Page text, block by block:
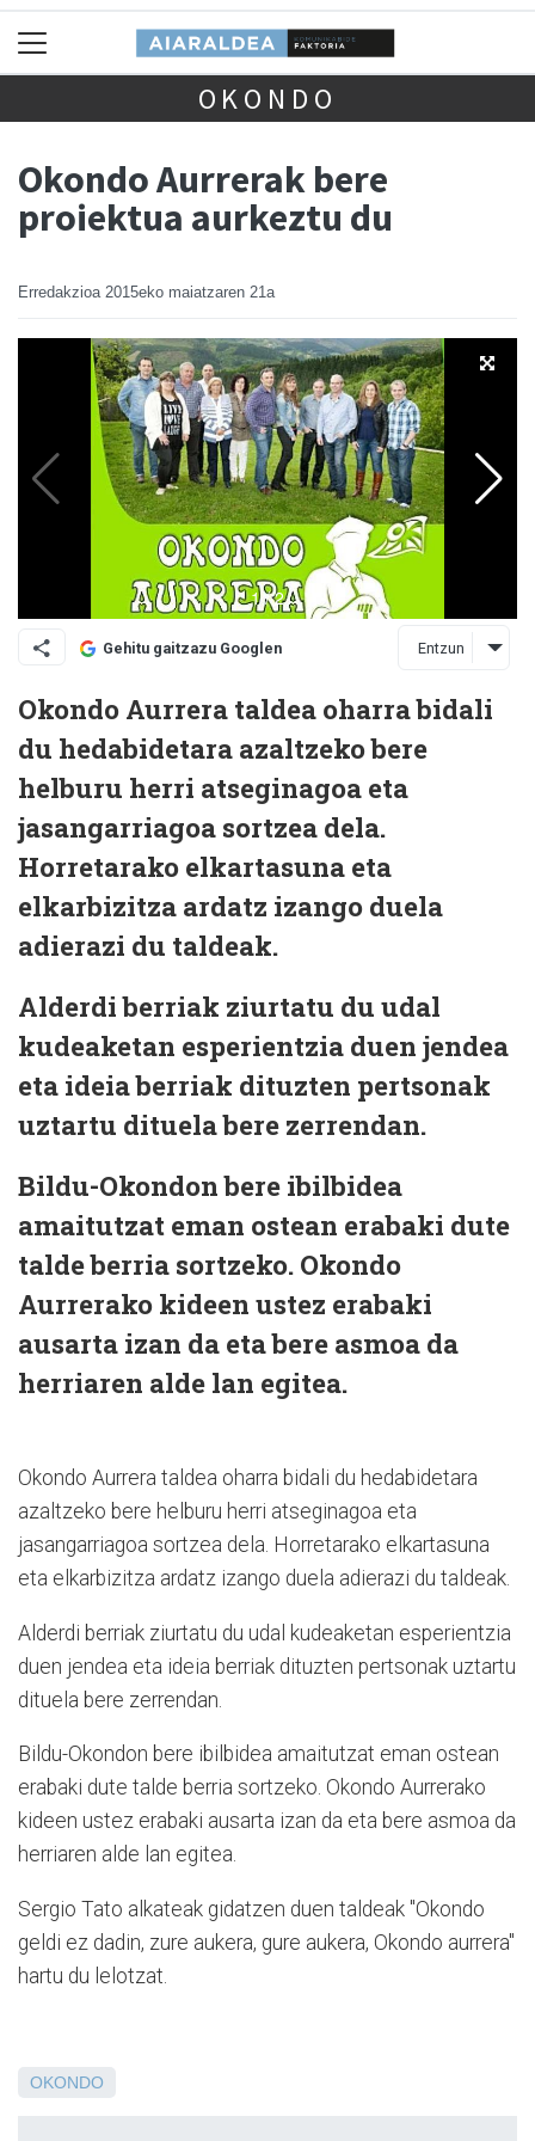
OKONDO
Okondo Aurrerak bere
proiektua aurkeztu du
Erredakzioa 2015eko maiatzaren 21a
Gehitu gaitzazu Googlen Entzun
Okondo Aurrera taldea oharra bidali
du hedabidetara azaltzeko bere
helburu herri atseginagoa eta
jasangarriagoa sortzea dela.
Horretarako elkartasuna eta
elkarbizitza ardatz izango duela
adierazi du taldeak.
Alderdi berriak ziurtatu du udal
kudeaketan esperientzia duen jendea
eta ideia berriak dituzten pertsonak
uztartu dituela bere zerrendan.
Bildu-Okondon bere ibilbidea
amaitutzat eman ostean erabaki dute
talde berria sortzeko. Okondo
Aurrerako kideen ustez erabaki
ausarta izan da eta bere asmoa da
herriaren alde lan egitea.
Okondo Aurrera taldea oharra bidali du hedabidetara
azaltzeko bere helburu herri atseginagoa eta
jasangarriagoa sortzea dela. Horretarako elkartasuna
eta elkarbizitza ardatz izango duela adierazi du taldeak.
Alderdi berriak ziurtatu du udal kudeaketan esperientzia
duen jendea eta ideia berriak dituzten pertsonak uztartu
dituela bere zerrendan.
Bildu-Okondon bere ibilbidea amaitutzat eman ostean
erabaki dute talde berria sortzeko. Okondo Aurrerako
kideen ustez erabaki ausarta izan da eta bere asmoa da
herriaren alde lan egitea.
Sergio Tato alkateak gidatzen duen taldeak "Okondo
geldi ez dadin, zure aukera, gure aukera, Okondo aurrera"
hartu du lelotzat.
OKONDO